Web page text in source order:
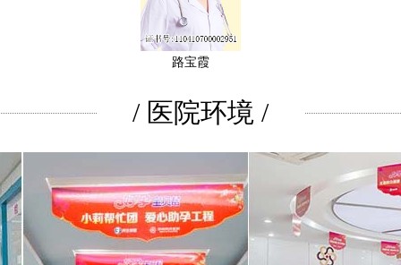
路宝霞
/ 医院环境 /